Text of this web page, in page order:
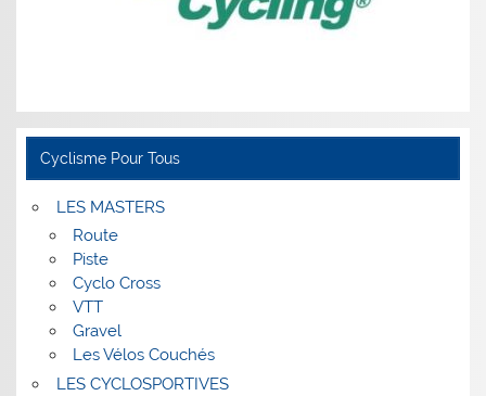
Cyclisme Pour Tous
LES MASTERS
Route
Piste
Cyclo Cross
VTT
Gravel
Les Vélos Couchés
LES CYCLOSPORTIVES